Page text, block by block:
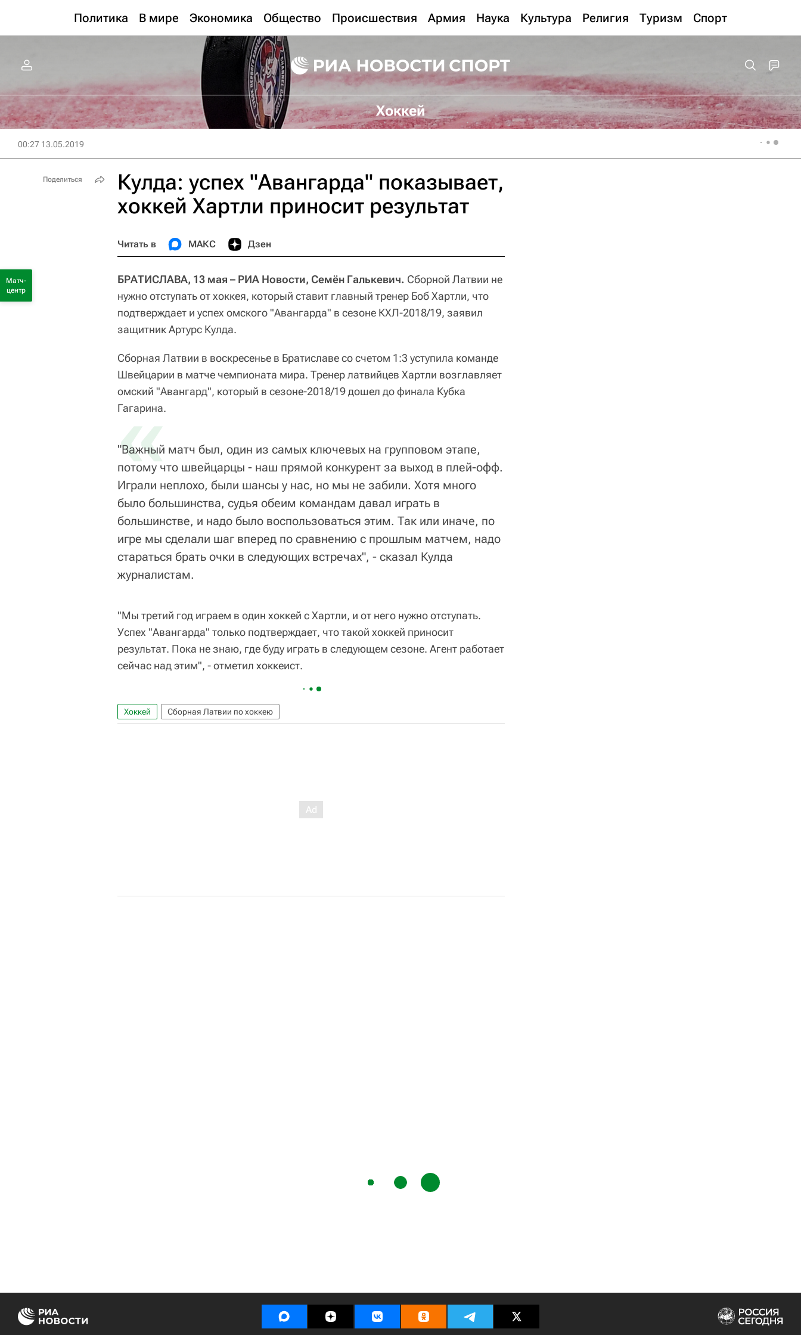
Политика В мире Экономика Общество Происшествия Армия Наука Культура Религия Туризм Спорт
Хоккей
00:27 13.05.2019
Кулда: успех "Авангарда" показывает,
хоккей Хартли приносит результат
Читать в МАКС Дзен
БРАТИСЛАВА, 13 мая – РИА Новости, Семён Галькевич. Сборной Латвии не
нужно отступать от хоккея, который ставит главный тренер Боб Хартли, что
подтверждает и успех омского "Авангарда" в сезоне КХЛ-2018/19, заявил
защитник Артурс Кулда.
Сборная Латвии в воскресенье в Братиславе со счетом 1:3 уступила команде
Швейцарии в матче чемпионата мира. Тренер латвийцев Хартли возглавляет
омский "Авангард", который в сезоне-2018/19 дошел до финала Кубка
Гагарина.
«
"Важный матч был, один из самых ключевых на групповом этапе,
потому что швейцарцы - наш прямой конкурент за выход в плей-офф.
Играли неплохо, были шансы у нас, но мы не забили. Хотя много
было большинства, судья обеим командам давал играть в
большинстве, и надо было воспользоваться этим. Так или иначе, по
игре мы сделали шаг вперед по сравнению с прошлым матчем, надо
стараться брать очки в следующих встречах", - сказал Кулда
журналистам.
"Мы третий год играем в один хоккей с Хартли, и от него нужно отступать.
Успех "Авангарда" только подтверждает, что такой хоккей приносит
результат. Пока не знаю, где буду играть в следующем сезоне. Агент работает
сейчас над этим", - отметил хоккеист.
Хоккей Сборная Латвии по хоккею
Поделиться
Матч-
центр